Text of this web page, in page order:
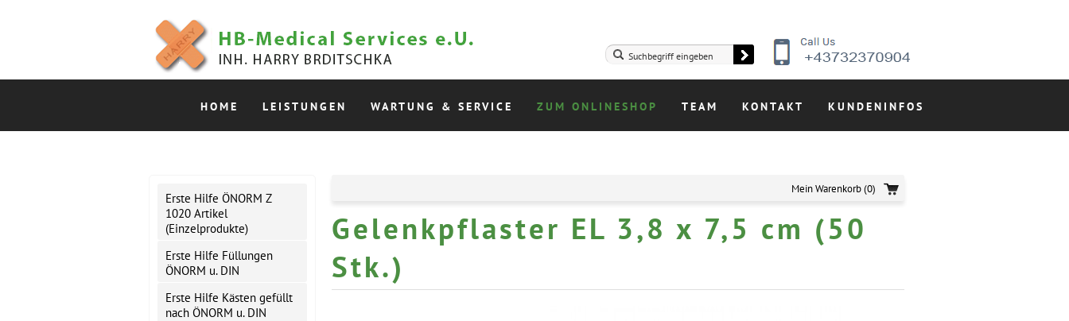
HOME LEISTUNGEN WARTUNG & SERVICE ZUM ONLINESHOP TEAM KONTAKT KUNDENINFOS
Erste Hilfe ÖNORM Z
1020 Artikel
(Einzelprodukte)
Erste Hilfe Füllungen
ÖNORM u. DIN
Erste Hilfe Kästen gefüllt
nach ÖNORM u. DIN
Mein Warenkorb(0)
Gelenkpflaster EL 3,8 x 7,5 cm (50
Stk.)